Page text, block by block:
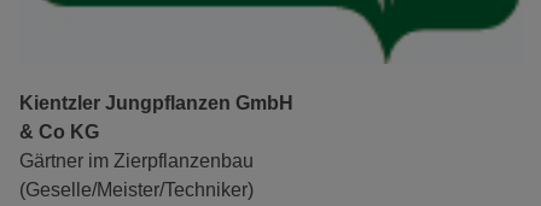
Kientzler Jungpflanzen GmbH
& Co KG
Gärtner im Zierpflanzenbau
(Geselle/Meister/Techniker)